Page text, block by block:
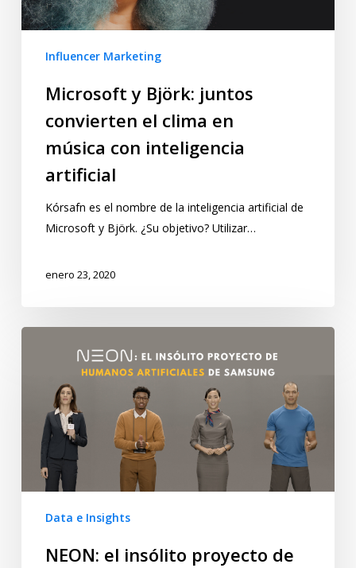
Influencer Marketing
Microsoft y Björk: juntos
convierten el clima en
música con inteligencia
artificial
Kórsafn es el nombre de la inteligencia artificial de
Microsoft y Björk. ¿Su objetivo? Utilizar…
enero 23, 2020
Data e Insights
NEON: el insólito proyecto de